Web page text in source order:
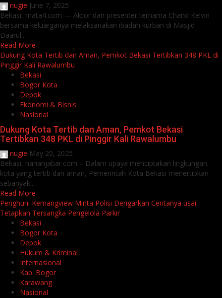
nugie June 7, 2025
Bekasi, mata4.com — Aktor dan presenter ternama Chand Kelvin
bersama keluarganya melaksanakan ibadah kurban di Masjid
Daarul...
Read More
Dukung Kota Tertib dan Aman, Pemkot Bekasi Tertibkan 348 PKL di
Pinggir Kali Rawalumbu
Bekasi
Bogor Kota
Depok
Ekonomi & Bisnis
Nasional
Dukung Kota Tertib dan Aman, Pemkot Bekasi
Tertibkan 348 PKL di Pinggir Kali Rawalumbu
nugie May 20, 2025
Bekasi, harianjabar.com – Dalam upaya menciptakan lingkungan
kota yang tertib dan aman, Pemerintah Kota Bekasi menertibkan
sebanyak...
Read More
Penghuni Kemangview Minta Polisi Dengarkan Ceritanya usai
Tetapkan Tersangka Pengelola Parkir
Bekasi
Bogor Kota
Depok
Hukum & Kriminal
Internasional
Kab. Bogor
Karawang
Nasional